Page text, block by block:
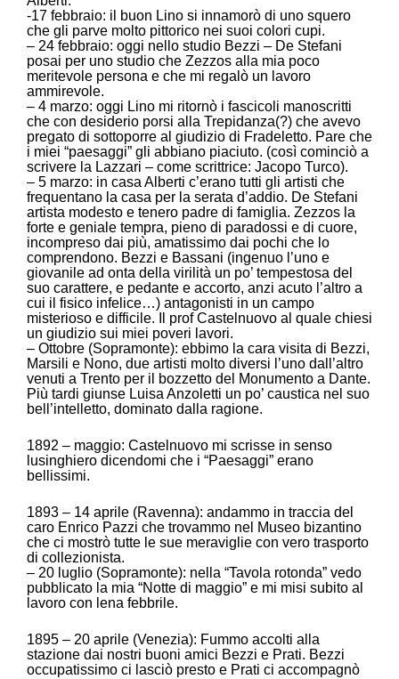
-17 febbraio: il buon Lino si innamorò di uno squero
che gli parve molto pittorico nei suoi colori cupi.
– 24 febbraio: oggi nello studio Bezzi – De Stefani
posai per uno studio che Zezzos alla mia poco
meritevole persona e che mi regalò un lavoro
ammirevole.
– 4 marzo: oggi Lino mi ritornò i fascicoli manoscritti
che con desiderio porsi alla Trepidanza(?) che avevo
pregato di sottoporre al giudizio di Fradeletto. Pare che
i miei “paesaggi” gli abbiano piaciuto. (così cominciò a
scrivere la Lazzari – come scrittrice: Jacopo Turco).
– 5 marzo: in casa Alberti c’erano tutti gli artisti che
frequentano la casa per la serata d’addio. De Stefani
artista modesto e tenero padre di famiglia. Zezzos la
forte e geniale tempra, pieno di paradossi e di cuore,
incompreso dai più, amatissimo dai pochi che lo
comprendono. Bezzi e Bassani (ingenuo l’uno e
giovanile ad onta della virilità un po’ tempestosa del
suo carattere, e pedante e accorto, anzi acuto l’altro a
cui il fisico infelice…) antagonisti in un campo
misterioso e difficile. Il prof Castelnuovo al quale chiesi
un giudizio sui miei poveri lavori.
– Ottobre (Sopramonte): ebbimo la cara visita di Bezzi,
Marsili e Nono, due artisti molto diversi l’uno dall’altro
venuti a Trento per il bozzetto del Monumento a Dante.
Più tardi giunse Luisa Anzoletti un po’ caustica nel suo
bell’intelletto, dominato dalla ragione.
1892 – maggio: Castelnuovo mi scrisse in senso
lusinghiero dicendomi che i “Paesaggi” erano
bellissimi.
1893 – 14 aprile (Ravenna): andammo in traccia del
caro Enrico Pazzi che trovammo nel Museo bizantino
che ci mostrò tutte le sue meraviglie con vero trasporto
di collezionista.
– 20 luglio (Sopramonte): nella “Tavola rotonda” vedo
pubblicato la mia “Notte di maggio” e mi misi subito al
lavoro con lena febbrile.
1895 – 20 aprile (Venezia): Fummo accolti alla
stazione dai nostri buoni amici Bezzi e Prati. Bezzi
occupatissimo ci lasciò presto e Prati ci accompagnò